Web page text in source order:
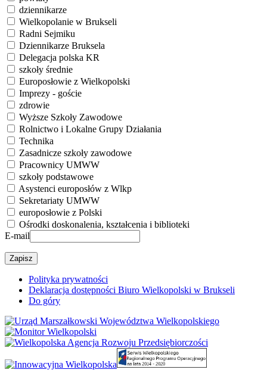
dziennikarze
Wielkopolanie w Brukseli
Radni Sejmiku
Dziennikarze Bruksela
Delegacja polska KR
szkoły średnie
Europosłowie z Wielkopolski
Imprezy - goście
zdrowie
Wyższe Szkoły Zawodowe
Rolnictwo i Lokalne Grupy Działania
Technika
Zasadnicze szkoły zawodowe
Pracownicy UMWW
szkoły podstawowe
Asystenci europosłów z Wlkp
Sekretariaty UMWW
europosłowie z Polski
Ośrodki doskonalenia, kształcenia i biblioteki
E-mail
Polityka prywatności
Deklaracja dostępności Biuro Wielkopolski w Brukseli
Do góry